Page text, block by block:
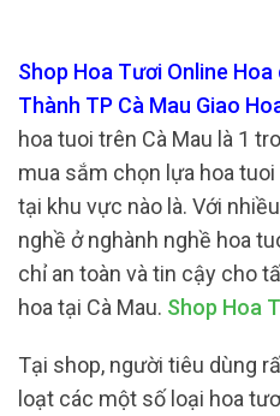
Shop Hoa Tươi Online
Thành TP Cà Mau Giao
hoa tuoi trên Cà Mau là 1
mua sắm chọn lựa hoa
tại khu vực nào là. Với
nghề ở nghành nghề hoa
chỉ an toàn và tin cậy cho
hoa tại Cà Mau. Shop Hoa
Tại shop, người tiêu dùng
loạt các một số loại hoa